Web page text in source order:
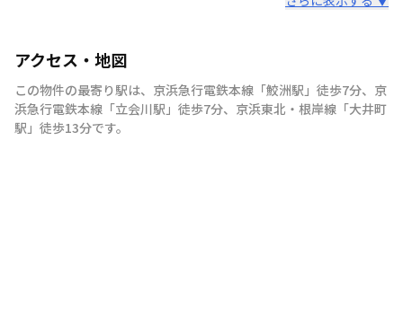
アクセス・地図
この物件の最寄り駅は、 京浜急行電鉄本線 「鮫洲駅 」 徒歩7分、 京
浜急行電鉄本線 「立会川駅 」 徒歩7分、 京浜東北・根岸線 「大井町
駅 」 徒歩13分です。